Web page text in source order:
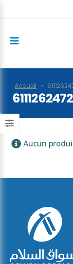
Accueil »
Aucun